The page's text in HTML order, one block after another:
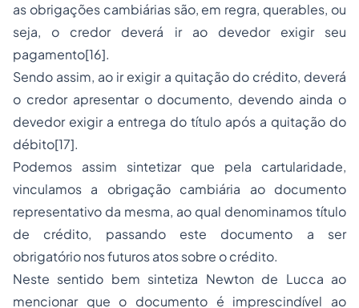
as obrigações cambiárias são, em regra, querables, ou
seja, o credor deverá ir ao devedor exigir seu
pagamento[16].
Sendo assim, ao ir exigir a quitação do crédito, deverá
o credor apresentar o documento, devendo ainda o
devedor exigir a entrega do título após a quitação do
débito[17].
Podemos assim sintetizar que pela cartularidade,
vinculamos a obrigação cambiária ao documento
representativo da mesma, ao qual denominamos título
de crédito, passando este documento a ser
obrigatório nos futuros atos sobre o crédito.
Neste sentido bem sintetiza Newton de Lucca ao
mencionar que o documento é imprescindível ao